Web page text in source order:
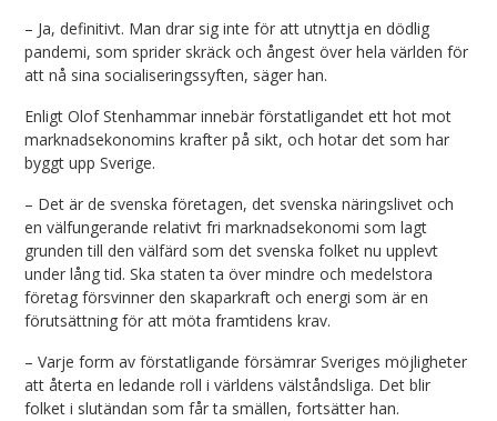
– Ja, definitivt. Man drar sig inte för att utnyttja en dödlig
pandemi, som sprider skräck och ångest över hela världen för
att nå sina socialiseringssyften, säger han.
Enligt Olof Stenhammar innebär förstatligandet ett hot mot
marknadsekonomins krafter på sikt, och hotar det som har
byggt upp Sverige.
– Det är de svenska företagen, det svenska näringslivet och
en välfungerande relativt fri marknadsekonomi som lagt
grunden till den välfärd som det svenska folket nu upplevt
under lång tid. Ska staten ta över mindre och medelstora
företag försvinner den skaparkraft och energi som är en
förutsättning för att möta framtidens krav.
– Varje form av förstatligande försämrar Sveriges möjligheter
att återta en ledande roll i världens välståndsliga. Det blir
folket i slutändan som får ta smällen, fortsätter han.